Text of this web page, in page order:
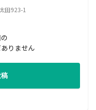
田923-1
りません